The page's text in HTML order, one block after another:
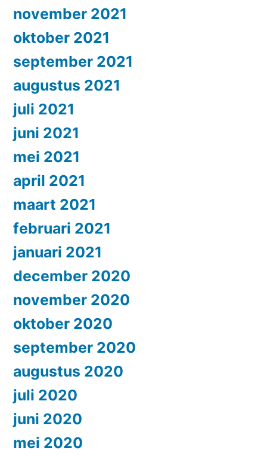
november 2021
oktober 2021
september 2021
augustus 2021
juli 2021
juni 2021
mei 2021
april 2021
maart 2021
februari 2021
januari 2021
december 2020
november 2020
oktober 2020
september 2020
augustus 2020
juli 2020
juni 2020
mei 2020